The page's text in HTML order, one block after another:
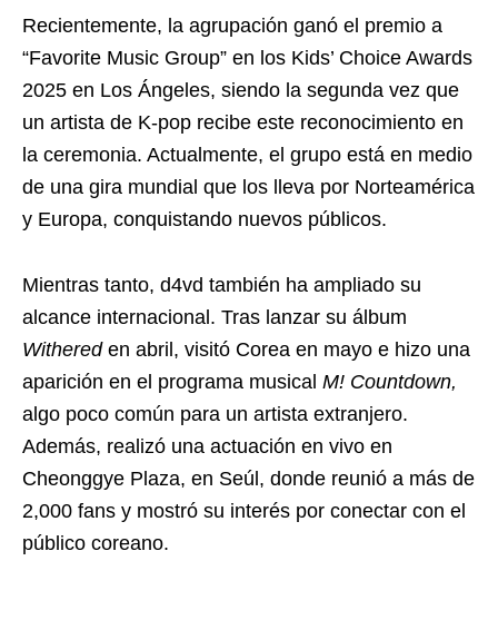
Recientemente, la agrupación ganó el premio a
“Favorite Music Group” en los Kids’ Choice Awards
2025 en Los Ángeles, siendo la segunda vez que
un artista de K-pop recibe este reconocimiento en
la ceremonia. Actualmente, el grupo está en medio
de una gira mundial que los lleva por Norteamérica
y Europa, conquistando nuevos públicos.
Mientras tanto, d4vd también ha ampliado su
alcance internacional. Tras lanzar su álbum
Withered en abril, visitó Corea en mayo e hizo una
aparición en el programa musical M! Countdown,
algo poco común para un artista extranjero.
Además, realizó una actuación en vivo en
Cheonggye Plaza, en Seúl, donde reunió a más de
2,000 fans y mostró su interés por conectar con el
público coreano.